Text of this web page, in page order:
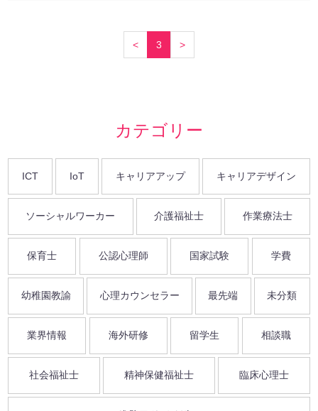
< 3 >
カテゴリー
ICT IoT キャリアアップ キャリアデザイン
ソーシャルワーカー 介護福祉士 作業療法士
保育士 公認心理師 国家試験 学費
幼稚園教諭 心理カウンセラー 最先端 未分類
業界情報 海外研修 留学生 相談職
社会福祉士 精神保健福祉士 臨床心理士